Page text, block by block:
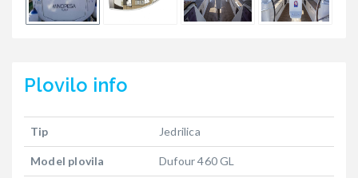
Plovilo info
Tip Jedrilica
Model plovila Dufour 460 GL